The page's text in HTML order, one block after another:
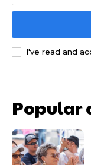
I've read and
Popular